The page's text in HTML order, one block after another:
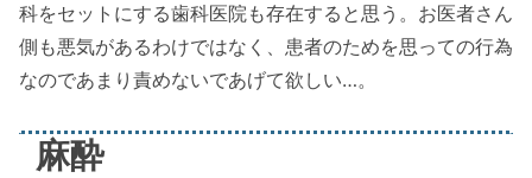
科をセットにする歯科医院も存在すると思う。お医者さん
側も悪気があるわけではなく、患者のためを思っての行為
なのであまり責めないであげて欲しい…。
麻酔